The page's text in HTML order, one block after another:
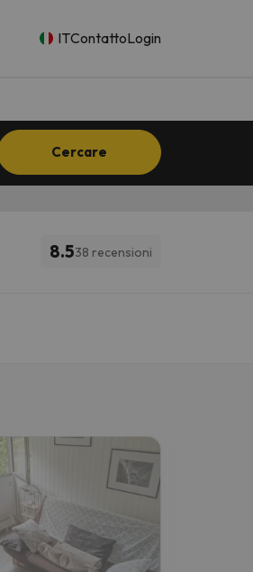
ITContattoLogin
Cercare
8.538 recensioni